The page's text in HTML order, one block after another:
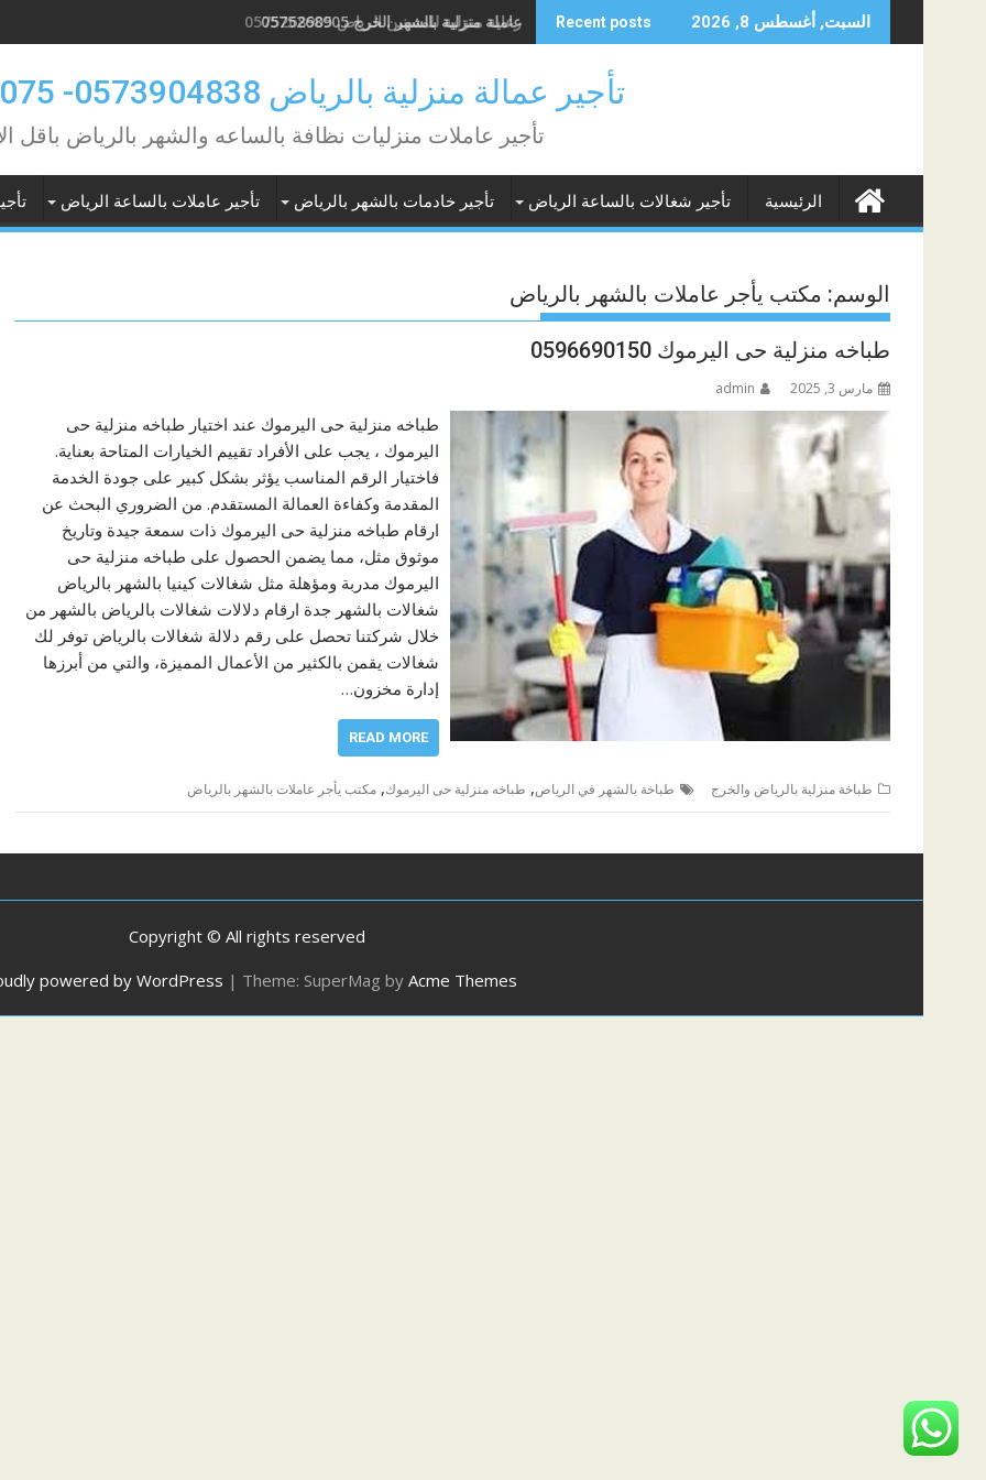
to
السبت, أغسطس 8, 2026 Recent posts عاملة منزلية بالشهر الخرج 0575268905
تأجير عمالة منزلية بالرياض 0573904838- 0549362075
تأجير عاملات منزليات نظافة بالساعه والشهر بالرياض باقل
الرئيسية تأجير شغالات بالساعة الرياض تأجير خادمات بالشهر بالرياض تأجير عاملات بالساعة الرياض
الوسم: مكتب يأجر عاملات بالشهر بالرياض
طباخه منزلية حى اليرموك 0596690150
مارس 3, 2025 admin
طباخه منزلية حى اليرموك عند اختيار طباخه منزلية حى
اليرموك ، يجب على الأفراد تقييم الخيارات المتاحة بعناية.
فاختيار الرقم المناسب يؤثر بشكل كبير على جودة الخدمة
المقدمة وكفاءة العمالة المستقدم. من الضروري البحث عن
ارقام طباخه منزلية حى اليرموك ذات سمعة جيدة وتاريخ
موثوق مثل، مما يضمن الحصول على طباخه منزلية حى
اليرموك مدربة ومؤهلة مثل شغالات كينيا بالشهر بالرياض
شغالات بالشهر جدة ارقام دلالات شغالات بالرياض بالشهر من
خلال شركتنا تحصل على رقم دلالة شغالات بالرياض توفر لك
شغالات يقمن بالكثير من الأعمال المميزة، والتي من أبرزها
إدارة مخزون…
READ MORE
طباخة منزلية بالرياض والخرج طباخة بالشهر في الرياض, طباخه منزلية حى اليرموك, مكتب يأجر عاملات بالشهر بالرياض
Copyright © All rights reserved
powered by WordPress | Theme: SuperMag by Acme Themes